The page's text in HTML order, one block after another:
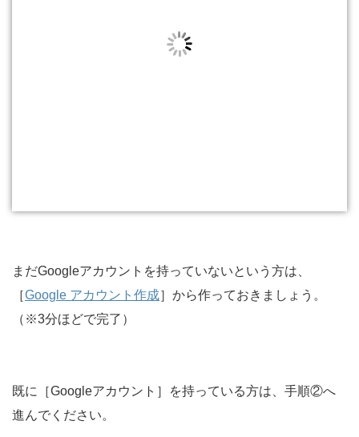
まだGoogleアカウントを持っていないという方は、
［Google アカウント作成］から作っておきましょう。
（※3分ほどで完了）
既に［Googleアカウント］を持っている方は、手順②へ
進んでください。